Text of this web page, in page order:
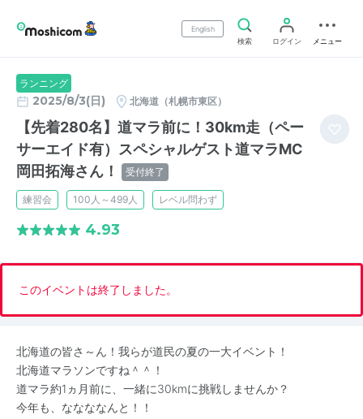
English
検索
ログイン メニュー
ランニング
2025/8/3(日) 北海道（札幌市東区）
【先着280名】道マラ前に！30km走（ペー
サーエイド有）スペシャルゲスト道マラMC
岡田拓海さん！
受付終了
練習会 100人～499人 レベル問わず
4.93
このイベントは終了しました。
北海道の皆さ～ん！我らが道民の夏の一大イベント！
北海道マラソンですね＾＾！
道マラ約1ヵ月前に、一緒に30kmに挑戦しませんか？
今年も、ななななんと！！